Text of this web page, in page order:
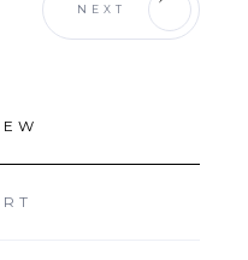
NEXT